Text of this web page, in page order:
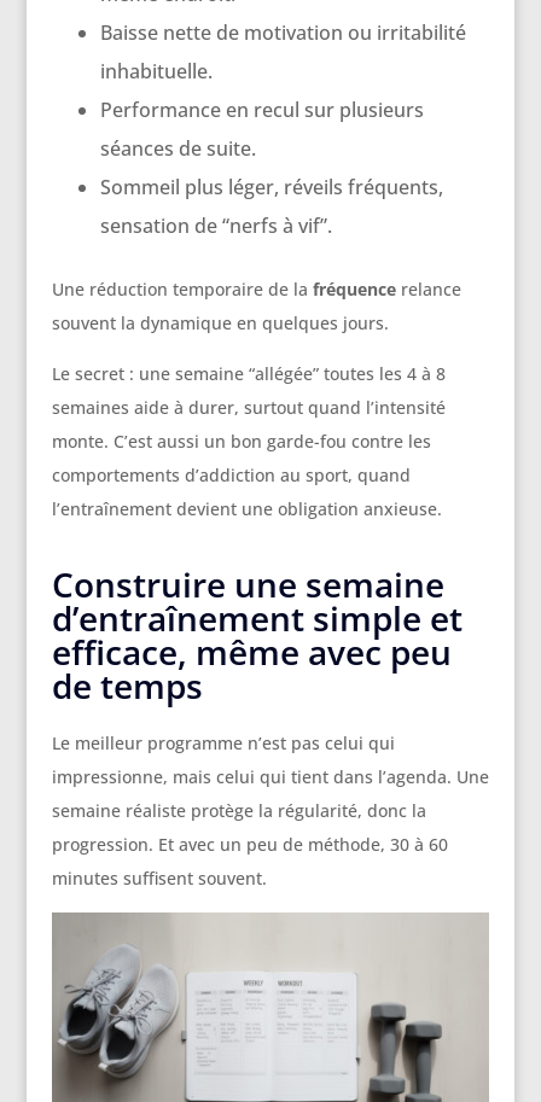
Baisse nette de motivation ou irritabilité
inhabituelle.
Performance en recul sur plusieurs
séances de suite.
Sommeil plus léger, réveils fréquents,
sensation de “nerfs à vif”.
Une réduction temporaire de la fréquencerelance
souvent la dynamique en quelques jours.
Le secret : une semaine “allégée” toutes les 4 à 8
semaines aide à durer, surtout quand l’intensité
monte. C’est aussi un bon garde-fou contre les
comportements d’addiction au sport, quand
l’entraînement devient une obligation anxieuse.
Construire une semaine
d’entraînement simple et
efficace, même avec peu
de temps
Le meilleur programme n’est pas celui qui
impressionne, mais celui qui tient dans l’agenda. Une
semaine réaliste protège la régularité, donc la
progression. Et avec un peu de méthode, 30 à 60
minutes suffisent souvent.